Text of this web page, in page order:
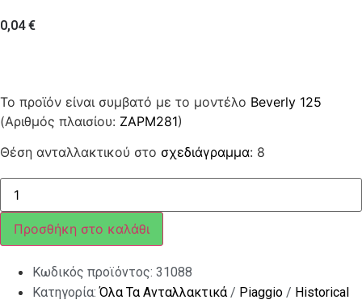
0,04€
Το προϊόν είναι συμβατό με το μοντέλο Beverly 125
(Αριθμός πλαισίου: ZAPM281)
Θέση ανταλλακτικού στο σχεδιάγραμμα: 8
ΜΠΟΥΖΟΝΙ
ποσότητα
Προσθήκη στο καλάθι
Κωδικός προϊόντος: 31088
Κατηγορία:Όλα Τα Ανταλλακτικά/ Piaggio / Historical